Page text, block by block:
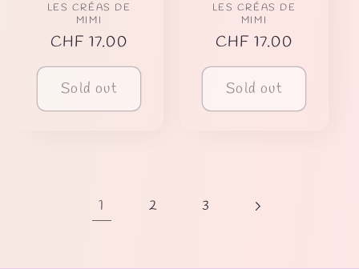
Vendor:
LES CRÉAS DE
MIMI
Regular
price
CHF 17.00
Sold out
Vendor:
LES CRÉAS DE
MIMI
Regular
price
CHF 17.00
Sold out
1 2 3